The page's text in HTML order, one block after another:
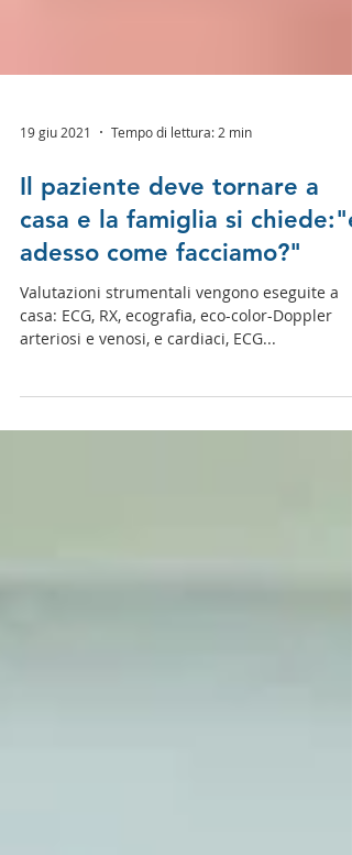
19 giu 2021 Tempo di lettura: 2 min
Il paziente deve tornare a
casa e la famiglia si chiede:"e
adesso come facciamo?"
Valutazioni strumentali vengono eseguite a